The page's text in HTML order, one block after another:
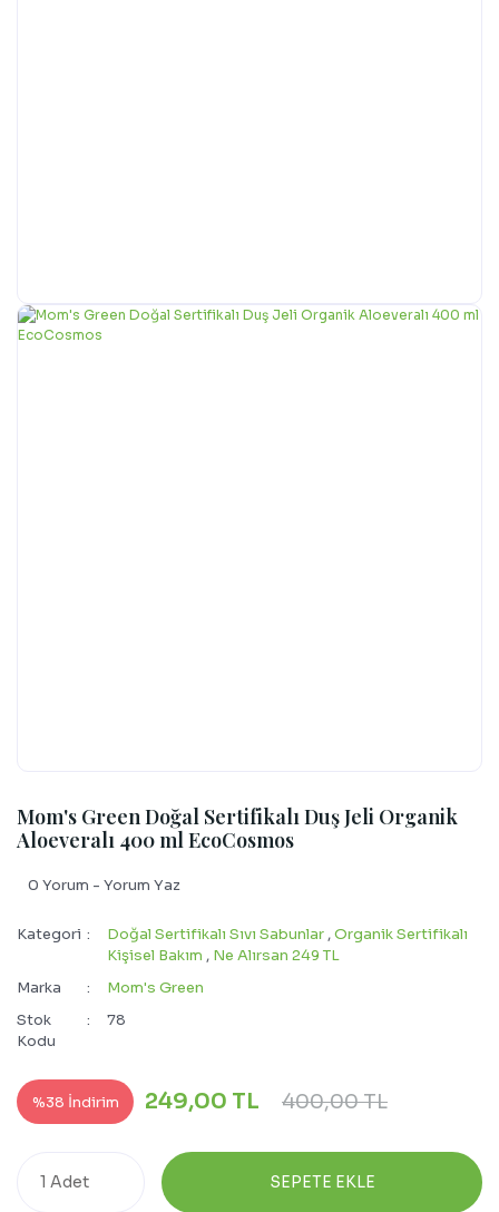
Mom's Green Doğal Sertifikalı Duş Jeli Organik
Aloeveralı 400 ml EcoCosmos
0 Yorum - Yorum Yaz
Kategori Doğal Sertifikalı Sıvı Sabunlar ,Organik Sertifikalı
Kişisel Bakım , Ne Alırsan 249 TL
Marka
Mom's Green
Stok
Kodu
78
%38 İndirim 249,00 TL 400,00 TL
SEPETE EKLE